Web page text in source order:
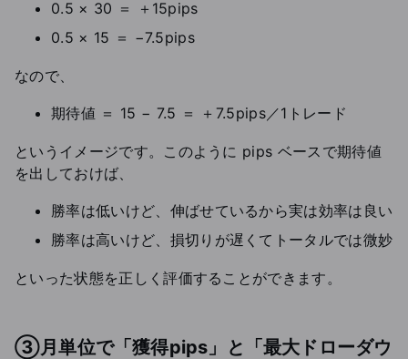
0.5 × 30 ＝ ＋15pips
0.5 × 15 ＝ −7.5pips
なので、
期待値 ＝ 15 − 7.5 ＝ ＋7.5pips／1トレード
というイメージです。このように pips ベースで期待値
を出しておけば、
勝率は低いけど、伸ばせているから実は効率は良い
勝率は高いけど、損切りが遅くてトータルでは微妙
といった状態を正しく評価することができます。
③月単位で「獲得pips」と「最大ドローダウ